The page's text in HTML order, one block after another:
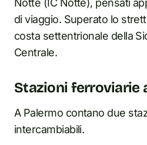
Notte (IC Notte), pensati
di viaggio. Superato lo
costa settentrionale della
Centrale.
Stazioni ferroviarie
A Palermo contano due
intercambiabili.